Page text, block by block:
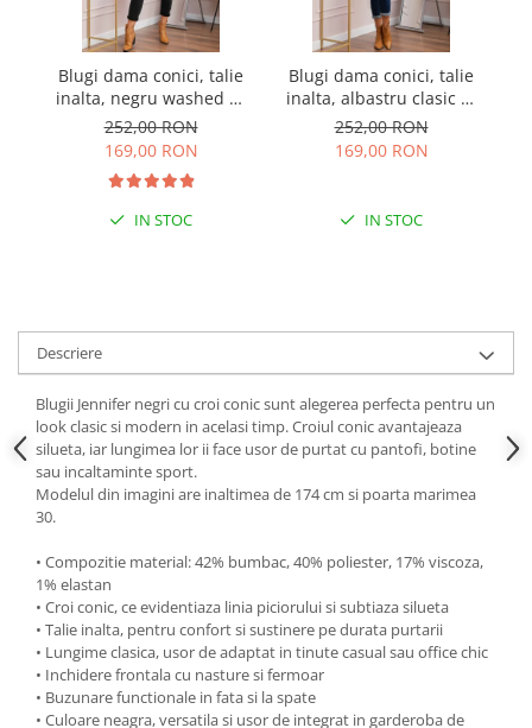
Blugi dama conici, talie
inalta, negru washed —
Holly
252,00 RON
169,00 RON
IN STOC
Blugi dama conici, talie
inalta, albastru clasic —
Holly
252,00 RON
169,00 RON
IN STOC
Descriere
Blugii Jennifer negri cu croi conic sunt alegerea perfecta pentru un
look clasic si modern in acelasi timp. Croiul conic avantajeaza
silueta, iar lungimea lor ii face usor de purtat cu pantofi, botine
sau incaltaminte sport.
Modelul din imagini are inaltimea de 174 cm si poarta marimea
30.
• Compozitie material: 42% bumbac, 40% poliester, 17% viscoza,
1% elastan
• Croi conic, ce evidentiaza linia piciorului si subtiaza silueta
• Talie inalta, pentru confort si sustinere pe durata purtarii
• Lungime clasica, usor de adaptat in tinute casual sau office chic
• Inchidere frontala cu nasture si fermoar
• Buzunare functionale in fata si la spate
• Culoare neagra, versatila si usor de integrat in garderoba de